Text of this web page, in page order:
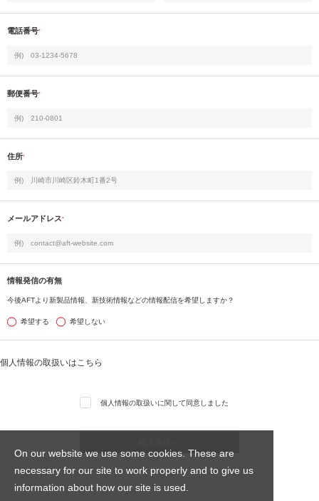
電話番号*
郵便番号*
住所*
メールアドレス*
情報発信の有無
今後AFTより新製品情報、新技術情報などの情報配信を希望しますか？
希望する 希望しない
個人情報の取扱いはこちら
個人情報の取扱いに関して同意しました
On our website we use some cookies. These are
necessary for our site to work properly and to give us
information about how our site is used.